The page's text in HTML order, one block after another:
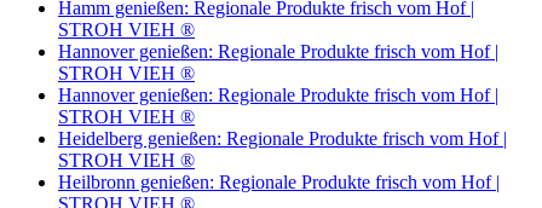
Hamm genießen: Regionale Produkte frisch vom Hof |
STROH VIEH ®
Hannover genießen: Regionale Produkte frisch vom Hof |
STROH VIEH ®
Hannover genießen: Regionale Produkte frisch vom Hof |
STROH VIEH ®
Heidelberg genießen: Regionale Produkte frisch vom Hof |
STROH VIEH ®
Heilbronn genießen: Regionale Produkte frisch vom Hof |
STROH VIEH ®